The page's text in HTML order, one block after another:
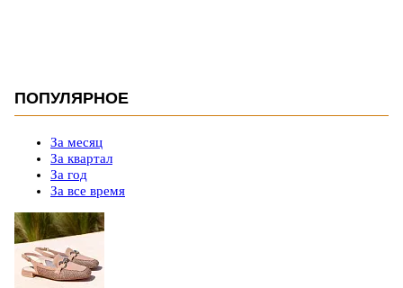
ПОПУЛЯРНОЕ
За месяц
За квартал
За год
За все время